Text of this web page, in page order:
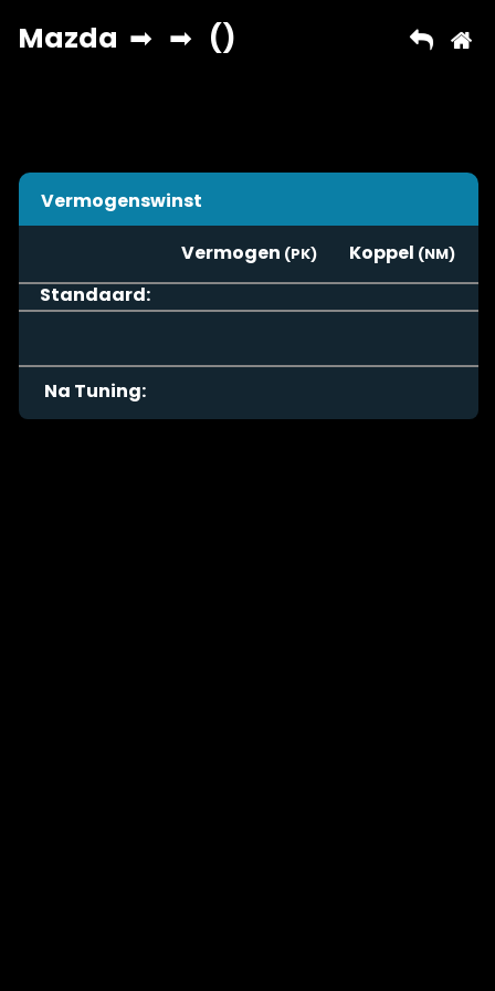
Vermogenswinst
Vermogen
Koppel
Standaard:
Na Tuning: